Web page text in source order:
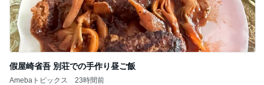
假屋崎省吾 別荘での手作り昼ご飯
Amebaトピックス 23時間前